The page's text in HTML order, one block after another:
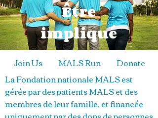
Être
impliqué
Join Us MALS Run
Donate
La Fondation nationale MALS est
gérée par des patients MALS et des
membres de leur famille, et financée